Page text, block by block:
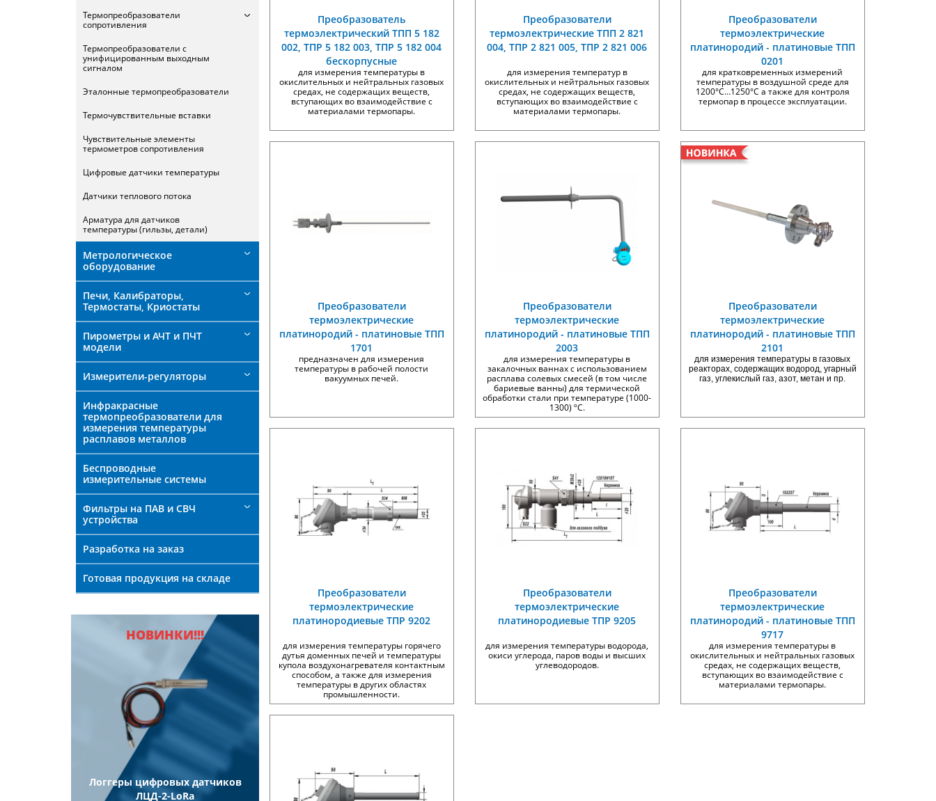
Термопреобразователи
сопротивления
Термопреобразователи с
унифицированным выходным
сигналом
Эталонные термопреобразователи
Термочувствительные вставки
Чувствительные элементы
термометров сопротивления
Цифровые датчики температуры
Датчики теплового потока
Арматура для датчиков
температуры (гильзы, детали)
Метрологическое
оборудование
Печи, Калибраторы,
Термостаты, Криостаты
Пирометры и АЧТ и ПЧТ
модели
Измерители-регуляторы
Инфракрасные
термопреобразователи для
измерения температуры
расплавов металлов
Беспроводные
измерительные системы
Фильтры на ПАВ и СВЧ
устройства
Разработка на заказ
Готовая продукция на складе
НОВИНКИ!!!
Логгеры цифровых датчиков
ЛЦД-2-LoRa
Логгер цифровых датчиков
ЛЦД-2-SD/RM
Преобразователь
термоэлектрический ТПП 5 182
002, ТПР 5 182 003, ТПР 5 182 004
бескорпусные
для измерения температуры в
окислительных и нейтральных газовых
средах, не содержащих веществ,
вступающих во взаимодействие с
материалами термопары.
Преобразователи
термоэлектрические ТПП 2 821
004, ТПР 2 821 005, ТПР 2 821 006
для измерения температур в
окислительных и нейтральных газовых
средах, не содержащих веществ,
вступающих во взаимодействие с
материалами термопары.
Преобразователи
термоэлектрические
платинородий - платиновые ТПП
0201
для кратковременных измерений
температуры в воздушной среде для
1200°С…1250°С а также для контроля
термопар в процессе эксплуатации.
Преобразователи
термоэлектрические
платинородий - платиновые ТПП
1701
предназначен для измерения
температуры в рабочей полости
вакуумных печей.
Преобразователи
термоэлектрические
платинородий - платиновые ТПП
2003
для измерения температуры в
закалочных ваннах с использованием
расплава солевых смесей (в том числе
бариевые ванны) для термической
обработки стали при температуре (1000-
1300) ºС.
Преобразователи
термоэлектрические
платинородий - платиновые ТПП
2101
для измерения температуры в газовых
реакторах, содержащих водород, угарный
газ, углекислый газ, азот, метан и пр.
Преобразователи
термоэлектрические
платинородиевые ТПР 9202
для измерения температуры горячего
дутья доменных печей и температуры
купола воздухонагревателя контактным
способом, а также для измерения
температуры в других областях
промышленности.
Преобразователи
термоэлектрические
платинородиевые ТПР 9205
для измерения температуры водорода,
окиси углерода, паров воды и высших
углеводородов.
Преобразователи
термоэлектрические
платинородий - платиновые ТПП
9717
для измерения температуры в
окислительных и нейтральных газовых
средах, не содержащих веществ,
вступающих во взаимодействие с
материалами термопары.